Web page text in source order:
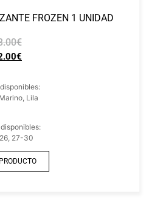
FROZEN 1 UNIDAD
€
€
Lila
27-30